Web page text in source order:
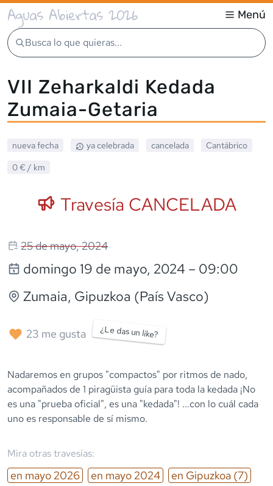
Aguas Abiertas 2026 Menú
Busca lo que quieras...
VII Zeharkaldi Kedada
Zumaia-Getaria
nueva fecha ya celebrada cancelada
Cantábrico
0 € / km
Travesía CANCELADA
25 de mayo, 2024
domingo 19 de mayo, 2024 – 09:00
Zumaia, Gipuzkoa (País Vasco)
23 me gusta ¿Le das un like?
Nadaremos en grupos "compactos" por ritmos de nado,
acompañados de 1 piragüista guía para toda la kedada ¡No
es una "prueba oficial", es una "kedada"! ...con lo cuál cada
uno es responsable de sí mismo.
Mira otras travesías:
en mayo 2026 en mayo 2024 en Gipuzkoa (7)